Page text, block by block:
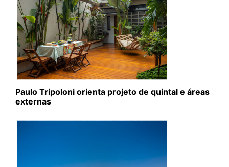
Paulo Tripoloni orienta projeto de quintal e áreas
externas